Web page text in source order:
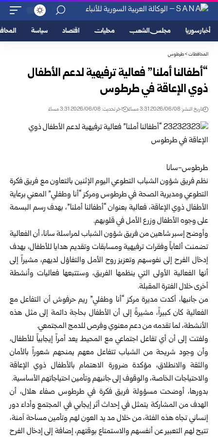
أخبار سوريا مجلس الشعب محليات اقتصاد سياسة
المحافظات>طرطوس
“أطفالنا أملنا” فعالية ترفيهية لدعم الأطفال
ذوي الإعاقة في طرطوس
تاريخ النشر: 2026/06/08 3:31 مساءً اخر تحديث: 2026/06/08 3:31 مساءً
طرطوس-سانا
نظم فريق شؤون الشباب التطوعي اليوم الإثنين بالتعاون مع فريق فكرة
التطوعي ومديرية الصحة فيطرطوسومركز “أنا وطفلي” المعني برعاية
الأطفال ذوي الإعاقة، فعالية بعنوان “أطفالنا أملنا”، بهدف رسم البسمة
على وجوه الأطفال وزرع الأمل في قلوبهم.
وأوضح إسبر شاهين من فريق شؤون الشباب لمراسلة سانا، أن الفعالية
تضمنت ألعاباً وفقرات ترفيهية ومسابقات وتقديم هدايا للأطفال، بهدف
إدخال الفرح إلى نفوسهم وتعزيز روح الأمل والتفاؤل لديهم، مشيراً إلى
أنها الفعالية الأولى التي ينظمها الفريق، وستتبعها فعاليات وأنشطة
أخرى خلال الفترة المقبلة.
من جانبها، أكدت مديرة مركز “أنا وطفلي” ريم حرفوش أن التفاعل مع
الفعالية كان كبيراً، مشيرةً إلى أن الأطفال بحاجة دائمة إلى مثل هذه
الأنشطة، لما تقدمه من دعم معنوي وفرص للدمج المجتمعي.
ولفتت إلى أن أي تفاعل اجتماعي مع المحيط يعد أمراً إيجابياً للأطفال،
وأن وجود شريحة من الشباب تتفاعل معهم يمنحهم شعوراً بالأمان
والثقة والانطلاق، مؤكدة ضرورة الاهتمام بالأطفال ذوي الإعاقة
والاحتياجات الخاصة، والوقوف إلى جانبهم وتأمين احتياجاتهم الأساسية.
بدورها، أوضحت مسؤولة فريق فكرة في طرطوس صفاء هلال، أن
الهدف من المشاركة يتمثل في إحداث أثر إيجابي في المجتمع وأداء دور
إنساني تجاه هذه الفئة، من خلال مد يد العون لهم وتأمين مساحة آمنة،
تتيح لهم التعبير عن أنفسهم والاستمتاع بوقتهم، إضافة إلى إدخال الفرح